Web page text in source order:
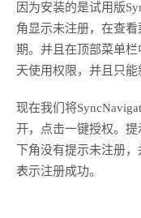
因为安装的是试用版
角显示未注册，在查
期。并且在顶部菜单
天使用权限，并且只能
现在我们将
开，点击一键授权。
下角没有提示未注册
表示注册成功。